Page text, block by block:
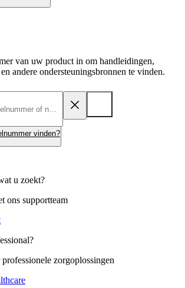
van uw product in om handleidingen,
andere ondersteuningsbronnen te vinden.
vinden?
u zoekt?
ons supportteam
zorgoplossingen